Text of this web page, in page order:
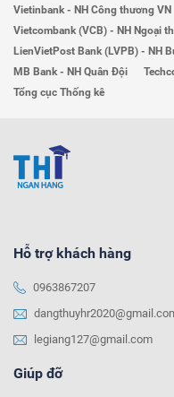
Vietinbank - NH Công thương VN
Vietcombank (VCB) - NH Ngoại
LienVietPost Bank (LVPB) - NH
MB Bank - NH Quân Đội
Tổng cục Thống kê
Hỗ trợ khách hàng
0963867207
legiang127@gmail.com
Giúp đỡ